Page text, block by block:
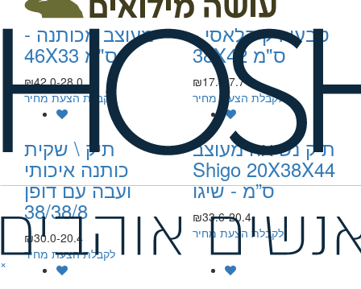
×
תיק כותנה בד
טבעי דק קלאסי -
38X42 ס"מ
₪17.4-7.7
לקבלת הצעת מחיר
אלכסנדר תיק גב
מעוצב מכותנה -
46X33 ס"מ
₪42.0-28.0
לקבלת הצעת מחיר
תיק נשיאה מעוצב
Shigo 20X38X44
ס”מ - שיגו
₪33.6-20.4
לקבלת הצעת מחיר
תיק \ שקית
כותנה איכותי
ועבה עם דופן
38/38/8
₪30.0-20.4
לקבלת הצעת מחיר